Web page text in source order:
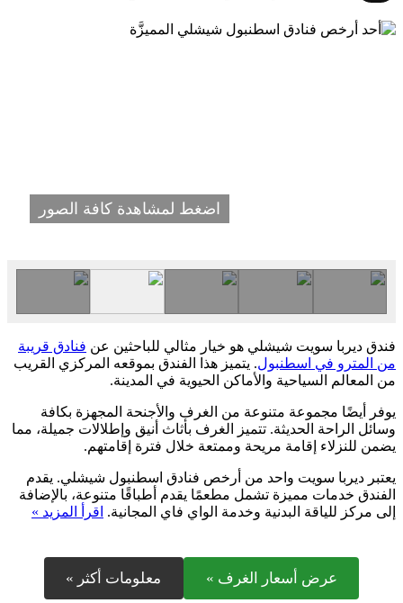
اضغط لمشاهدة كافة الصور
فندق ديربا سويت شيشلي هو خيار مثالي للباحثين عن فنادق قريبة
من المترو في اسطنبول. يتميز هذا الفندق بموقعه المركزي القريب
من المعالم السياحية والأماكن الحيوية في المدينة.
يوفر أيضًا مجموعة متنوعة من الغرف والأجنحة المجهزة بكافة
وسائل الراحة الحديثة. تتميز الغرف بأثاث أنيق وإطلالات جميلة، مما
يضمن للنزلاء إقامة مريحة وممتعة خلال فترة إقامتهم.
يعتبر ديربا سويت واحد من أرخص فنادق اسطنبول شيشلي. يقدم
الفندق خدمات مميزة تشمل مطعمًا يقدم أطباقًا متنوعة، بالإضافة
إلى مركز للياقة البدنية وخدمة الواي فاي المجانية. اقرأ المزيد »
عرض أسعار الغرف » معلومات أكثر »